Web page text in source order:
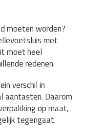
moeten worden?
met
moet heel
redenen.
verschil in
aantasten. Daarom
op maat,
tegengaat.